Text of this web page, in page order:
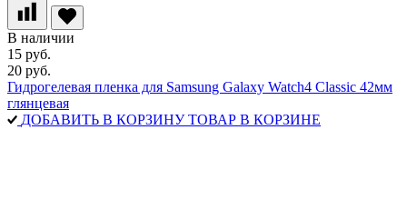
В наличии
15 руб.
20 руб.
Гидрогелевая пленка для Samsung Galaxy Watch4 Classic 42мм
глянцевая
ДОБАВИТЬ В КОРЗИНУ ТОВАР В КОРЗИНЕ